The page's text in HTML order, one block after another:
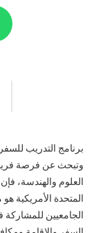
برنامج التدريب
وتبحث عن فرصة
المتحدة الأمريكية
الجامعيين